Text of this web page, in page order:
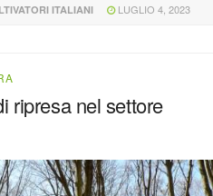
ITALIANI LUGLIO 4, 2023
ripresa nel settore